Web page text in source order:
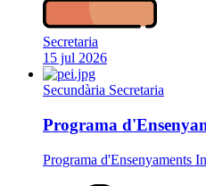
Secretaria
15 jul 2026
Secundària Secretaria
Programa
Programa d'Ensenyaments